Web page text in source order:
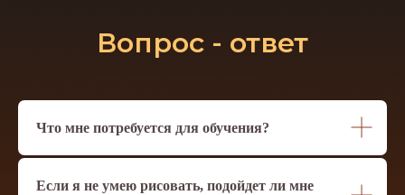
Вопрос - ответ
Что мне потребуется для обучения?
Если я не умею рисовать, подойдет ли мне